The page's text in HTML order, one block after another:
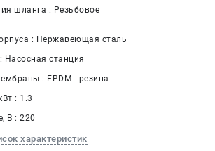
шланга : Резьбовое
: Нержавеющая сталь
Насосная станция
: EPDM - резина
: 1.3
В : 220
характеристик